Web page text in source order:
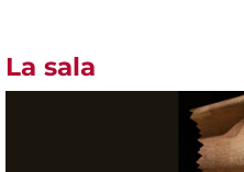
La sala